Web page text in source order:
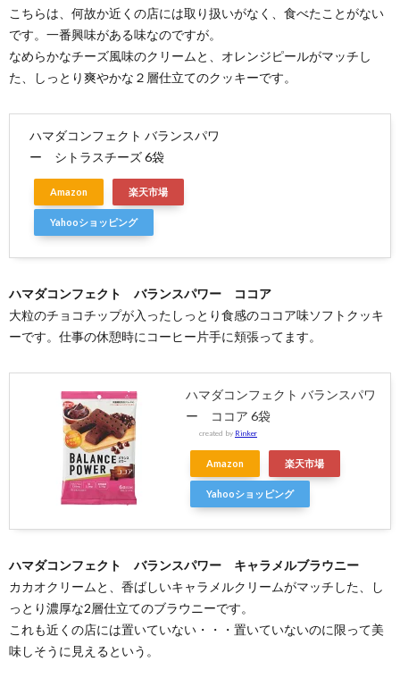
こちらは、何故か近くの店には取り扱いがなく、食べたことがない
です。一番興味がある味なのですが。
なめらかなチーズ風味のクリームと、オレンジピールがマッチし
た、しっとり爽やかな２層仕立てのクッキーです。
ハマダコンフェクト バランスパワ
ー シトラスチーズ 6袋
Amazon 楽天市場
Yahooショッピング
ハマダコンフェクト バランスパワー ココア
大粒のチョコチップが入ったしっとり食感のココア味ソフトクッキ
ーです。仕事の休憩時にコーヒー片手に頬張ってます。
ハマダコンフェクト バランスパワ
ー ココア 6袋
created by Rinker
Amazon 楽天市場
Yahooショッピング
ハマダコンフェクト バランスパワー キャラメルブラウニー
カカオクリームと、香ばしいキャラメルクリームがマッチした、し
っとり濃厚な2層仕立てのブラウニーです。
これも近くの店には置いていない・・・置いていないのに限って美
味しそうに見えるという。